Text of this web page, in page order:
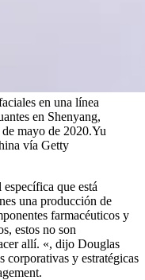
en una línea
en Shenyang,
mayo de 2020.Yu
vía Getty
que está
una producción de
farmacéuticos y
estos no son
allí. «, dijo Douglas
corporativas y estratégicas